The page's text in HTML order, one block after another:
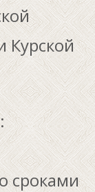
Курской
сроками